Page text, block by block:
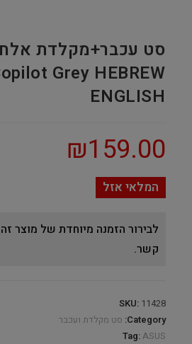
Grey HEBREW
ENGLISH
₪159.00
המלאי אזל
לבירור הזמנה מיוחדת של מוצר זה
קשר.
SKU: 11428
Category: סט מקלדת ועכבר
Tag:ASUS